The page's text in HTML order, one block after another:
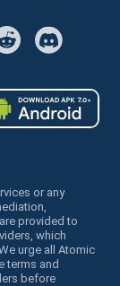
or any
provided to
which
urge all Atomic
terms and
before